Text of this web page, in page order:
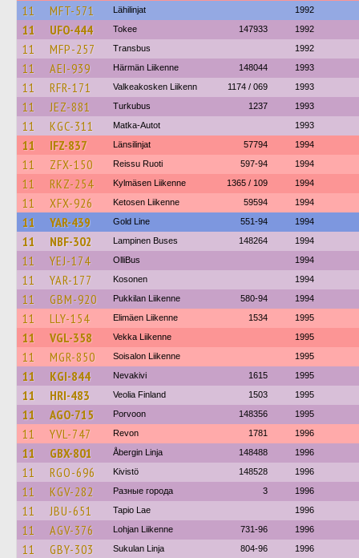
11 MFT-571 Lähilinjat 1992
11 UFO-444 Tokee 147933 1992
11 MFP-257 Transbus 1992
11 AEI-939 Härmän Liikenne 148044 1993
11 RFR-171 Valkeakosken Liikenn 1174 / 069 1993
11 JEZ-881 Turkubus 1237 1993
11 KGC-311 Matka-Autot 1993
11 IFZ-837 Länsilinjat 57794 1994
11 ZFX-150 Reissu Ruoti 597-94 1994
11 RKZ-254 Kylmäsen Liikenne 1365 / 109 1994
11 XFX-926 Ketosen Liikenne 59594 1994
11 YAR-439 Gold Line 551-94 1994
11 NBF-302 Lampinen Buses 148264 1994
11 YEJ-174 OlliBus 1994
11 YAR-177 Kosonen 1994
11 GBM-920 Pukkilan Liikenne 580-94 1994
11 LLY-154 Elimäen Liikenne 1534 1995
11 VGL-358 Vekka Liikenne 1995
11 MGR-850 Soisalon Liikenne 1995
11 KGI-844 Nevakivi 1615 1995
11 HRI-483 Veolia Finland 1503 1995
11 AGO-715 Porvoon 148356 1995
11 YVL-747 Revon 1781 1996
11 GBX-801 Åbergin Linja 148488 1996
11 RGO-696 Kivistö 148528 1996
11 KGV-282 Разные города 3 1996
11 JBU-651 Tapio Lae 1996
11 AGV-376 Lohjan Liikenne 731-96 1996
11 GBY-303 Sukulan Linja 804-96 1996